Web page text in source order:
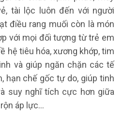
tài lộc luôn đến với người
điều rang muối còn là món
với mọi đối tượng từ trẻ em
hệ tiêu hóa, xương khớp, tim
và giúp ngăn chặn các tế
hạn chế gốc tự do, giúp tinh
suy nghĩ tích cực hơn giữa
áp lực…